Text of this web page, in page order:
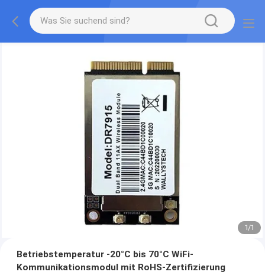
1/1
Betriebstemperatur -20°C bis 70°C WiFi-
Kommunikationsmodul mit RoHS-Zertifizierung